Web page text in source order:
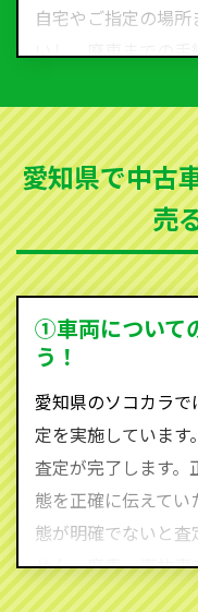
自宅やご指定の場
いし、廃車までの
など動かない車、
まった車、車検が
買取可能です。
ソコカラは世界１
を持ち、国内に自
ため、中間マージ
を実現し、お客様
す。
590-870）までお問
査定・ご相談・見積
心してお問い合わせ
愛知県で中古
売
①車両について
う！
愛知県のソコカラ
定を実施していま
査定が完了します
態を正確に伝えて
態が明確でないと
せん。廃車・事故
ご準備ください。